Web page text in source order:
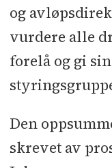
og
vurdere alle
forelå og gi
Den
skrevet av